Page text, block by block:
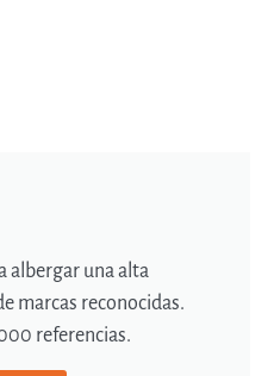
albergar una alta
marcas reconocidas.
referencias.